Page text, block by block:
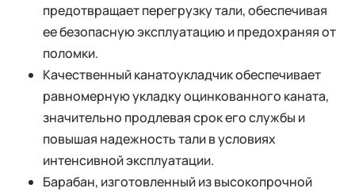
предотвращает перегрузку тали, обеспечивая
ее безопасную эксплуатацию и предохраняя от
поломки.
Качественный канатоукладчик обеспечивает
равномерную укладку оцинкованного каната,
значительно продлевая срок его службы и
повышая надежность тали в условиях
интенсивной эксплуатации.
Барабан, изготовленный из высокопрочной